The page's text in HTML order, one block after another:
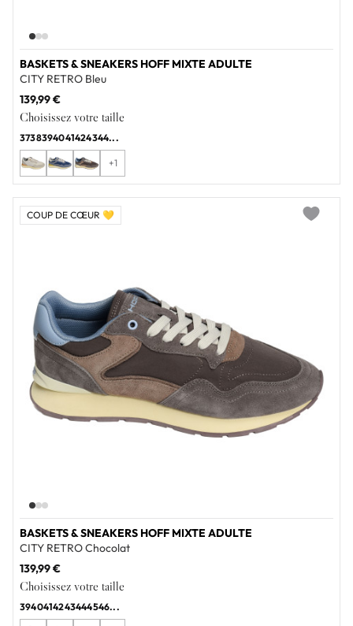
BASKETS & SNEAKERS HOFF MIXTE ADULTE
CITY RETRO Bleu
139,99 €
Choisissez votre taille
3738394041424344...
+1
BASKETS & SNEAKERS HOFF MIXTE ADULTE
CITY RETRO Chocolat
139,99 €
Choisissez votre taille
3940414243444546...
COUP DE CŒUR 💛